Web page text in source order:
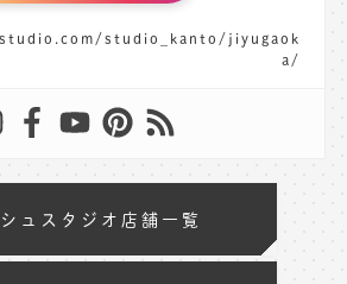
studio_kanto/jiyugaok
a/
ュスタジオ店舗一覧